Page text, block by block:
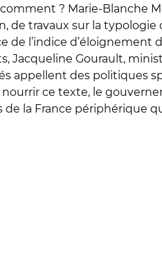
? Marie-Blanche
de travaux sur la
de l’indice
Jacqueline Gourault,
appellent des politiques
ce texte, le
de la France périphérique